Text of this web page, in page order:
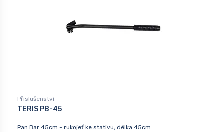
Příslušenství
TERIS PB-45
Pan Bar 45cm - rukojeť ke stativu, délka 45cm